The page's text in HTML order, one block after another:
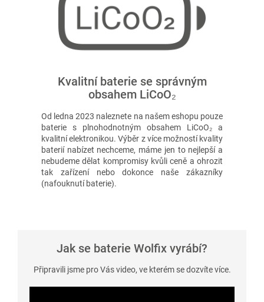
Kvalitní baterie se správným
obsahem LiCoO₂
Od ledna 2023 naleznete na našem eshopu pouze
baterie s plnohodnotným obsahem LiCoO₂ a
kvalitní elektronikou. Výběr z více možností kvality
baterií nabízet nechceme, máme jen to nejlepší a
nebudeme dělat kompromisy kvůli ceně a ohrozit
tak zařízení nebo dokonce naše zákazníky
(nafouknutí baterie).
Jak se baterie Wolfix vyrábí?
Připravili jsme pro Vás video, ve kterém se dozvíte více.